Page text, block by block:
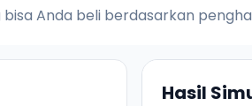
Anda beli berdasarkan
Hasil